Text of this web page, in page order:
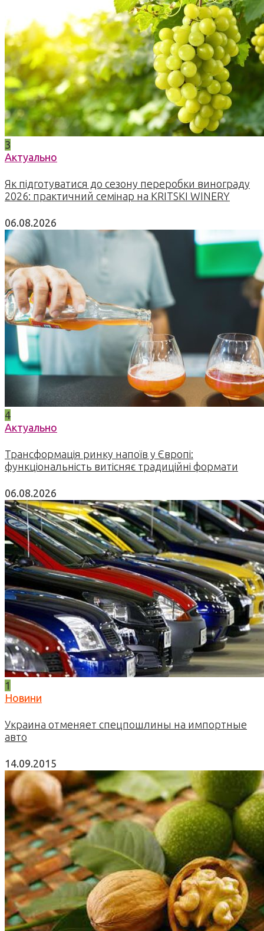
3
Актуально
Як підготуватися до сезону переробки винограду
2026: практичний семінар на KRITSKI WINERY
06.08.2026
4
Актуально
Трансформація ринку напоїв у Європі:
функціональність витісняє традиційні формати
06.08.2026
1
Новини
Украина отменяет спецпошлины на импортные
авто
14.09.2015